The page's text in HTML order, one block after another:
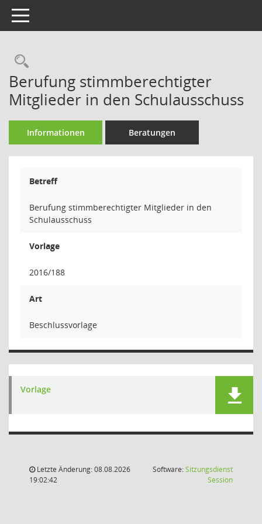
Toggle navigation
Rechercheauswahl
Berufung stimmberechtigter
Mitglieder in den Schulausschuss
Informationen Beratungen
Betreff
Berufung stimmberechtigter Mitglieder in den
Schulausschuss
Vorlage
2016/188
Art
Beschlussvorlage
Vorlage
Letzte Änderung: 08.08.2026
19:02:42
Software:Sitzungsdienst
Session(Wird in